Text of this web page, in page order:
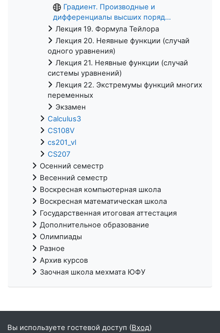
Градиент. Производные и
дифференциалы высших поряд...
Лекция 19. Формула Тейлора
Лекция 20. Неявные функции (случай
одного уравнения)
Лекция 21. Неявные функции (случай
системы уравнений)
Лекция 22. Экстремумы функций многих
переменных
Экзамен
Calculus3
CS108V
cs201_vl
CS207
Осенний семестр
Весенний семестр
Воскресная компьютерная школа
Воскресная математическая школа
Государственная итоговая аттестация
Дополнительное образование
Олимпиады
Разное
Архив курсов
Заочная школа мехмата ЮФУ
Вы используете гостевой доступ (Вход)